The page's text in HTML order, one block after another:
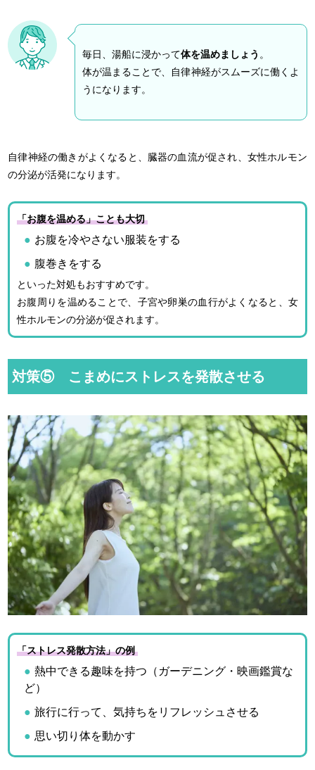
毎日、湯船に浸かって体を温めましょう 。
体が温まることで、自律神経がスムーズに働くよ
うになります。
自律神経の働きがよくなると、臓器の血流が促され、女性ホルモン
の分泌が活発になります。
「お腹を温める」ことも大切
お腹を冷やさない服装をする
腹巻きをする
といった対処もおすすめです。
お腹周りを温めることで、子宮や卵巣の血行がよくなると、女
性ホルモンの分泌が促されます。
対策⑤ こまめにストレスを発散させる
「ストレス発散方法」の例
熱中できる趣味を持つ（ガーデニング・映画鑑賞な
ど）
旅行に行って、気持ちをリフレッシュさせる
思い切り体を動かす